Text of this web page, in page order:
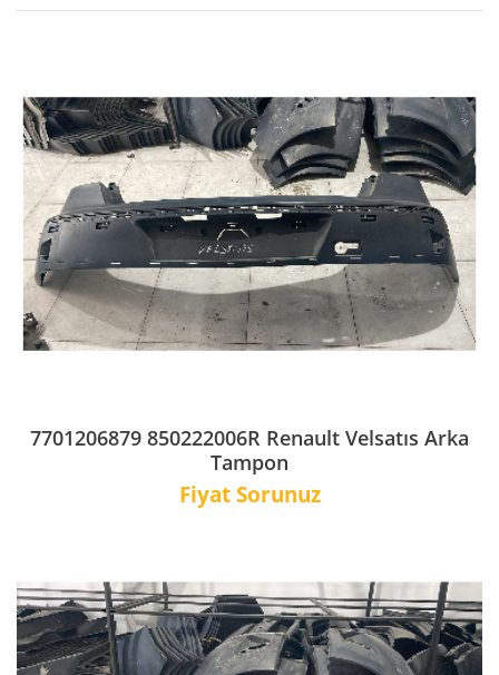
7701206879 850222006R Renault Velsatıs Arka
Tampon
Fiyat Sorunuz